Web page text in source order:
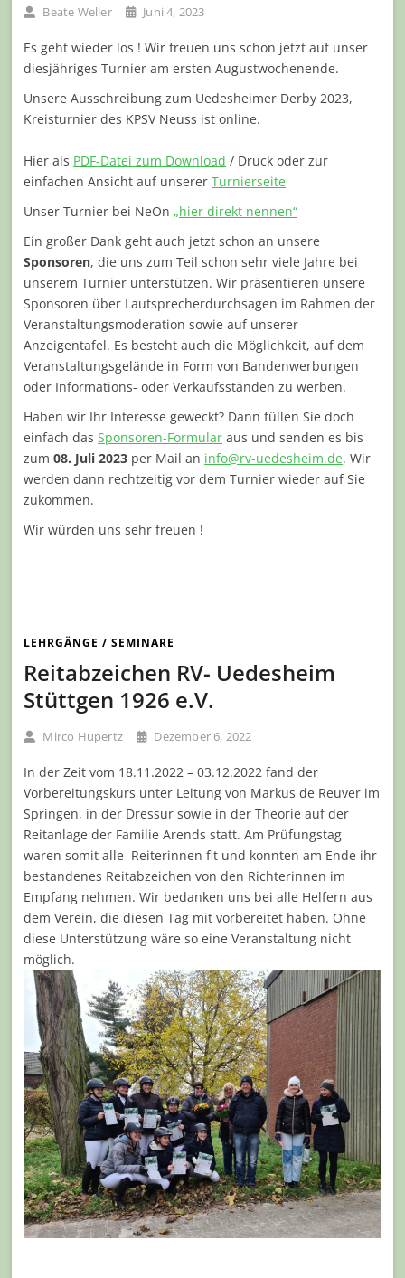
Beate Weller Juni 4, 2023
Es geht wieder los ! Wir freuen uns schon jetzt auf unser
diesjähriges Turnier am ersten Augustwochenende.
Unsere Ausschreibung zum Uedesheimer Derby 2023,
Kreisturnier des KPSV Neuss ist online.
Hier als PDF-Datei zum Download / Druck oder zur
einfachen Ansicht auf unsererTurnierseite
Unser Turnier bei NeOn„hier direkt nennen“
Ein großer Dank geht auch jetzt schon an unsere
Sponsoren, die uns zum Teil schon sehr viele Jahre bei
unserem Turnier unterstützen.Wir präsentieren unsere
Sponsoren über Lautsprecherdurchsagen im Rahmen der
Veranstaltungsmoderation sowie auf unserer
Anzeigentafel. Es besteht auch die Möglichkeit, auf dem
Veranstaltungsgelände in Form von Bandenwerbungen
oder Informations- oder Verkaufsständen zu werben.
Haben wir Ihr Interesse geweckt? Dann füllen Sie doch
einfach dasSponsoren-Formular aus und senden es bis
zum08. Juli 2023 per Mail an info@rv-uedesheim.de. Wir
werden dann rechtzeitig vor dem Turnier wieder auf Sie
zukommen.
Wir würden uns sehr freuen !
LEHRGÄNGE / SEMINARE
Reitabzeichen RV- Uedesheim
Stüttgen 1926 e.V.
Mirco Hupertz Dezember 6, 2022
In der Zeit vom 18.11.2022 – 03.12.2022 fand der
Vorbereitungskurs unter Leitung von Markus de Reuver im
Springen, in der Dressur sowie in der Theorie auf der
Reitanlage der Familie Arends statt.Am Prüfungstag
waren somit alle Reiterinnen fit und konnten am Ende ihr
bestandenes Reitabzeichen von den Richterinnen im
Empfang nehmen. Wir bedanken uns bei alle Helfern aus
dem Verein, die diesen Tag mit vorbereitet haben. Ohne
diese Unterstützung wäre so eine Veranstaltung nicht
möglich.